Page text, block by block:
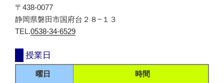
〒438-0077
静岡県磐田市国府台２８−１３
TEL.0538-34-6529
授業日
曜日 時間